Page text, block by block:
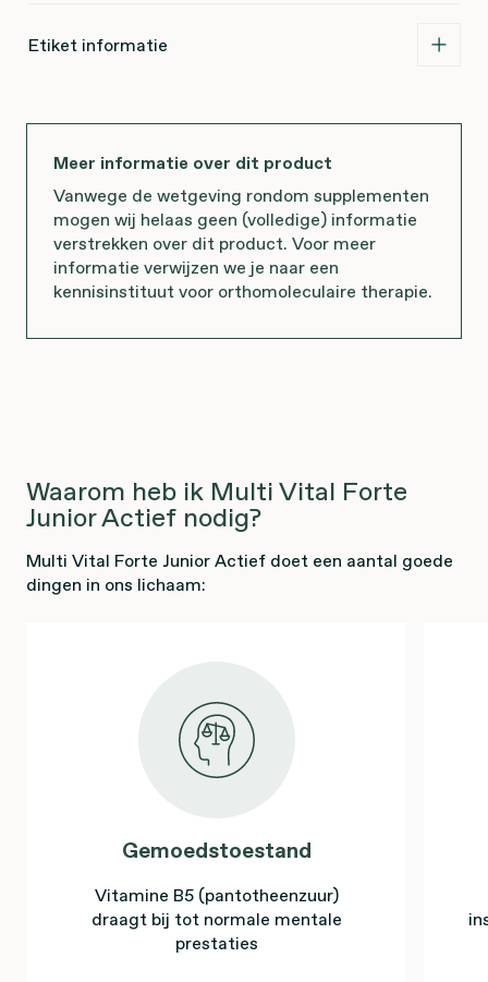
Etiket informatie
Meer informatie over dit product
Vanwege de wetgeving rondom supplementen
mogen wij helaas geen (volledige) informatie
verstrekken over dit product. Voor meer
informatie verwijzen we je naar een
kennisinstituut voor orthomoleculaire therapie.
Waarom heb ik Multi Vital Forte
Junior Actief nodig?
Multi Vital Forte Junior Actief doet een aantal goede
dingen in ons lichaam:
Gemoedstoestand
Vitamine B5 (pantotheenzuur)
draagt bij tot normale mentale
prestaties